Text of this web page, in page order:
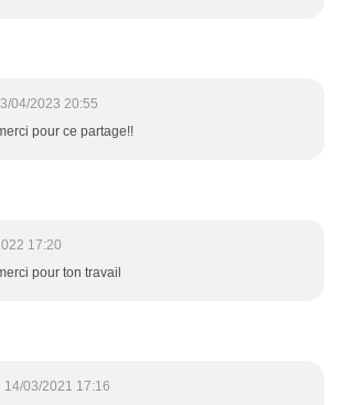
04/2023 20:55
pour ce partage!!
17:20
pour ton travail
14/03/2021 17:16